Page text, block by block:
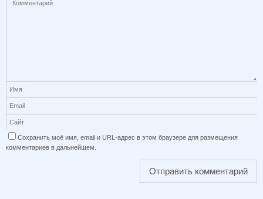
Сохранить моё имя, email и URL-адрес в этом браузере для размещения
комментариев в дальнейшем.